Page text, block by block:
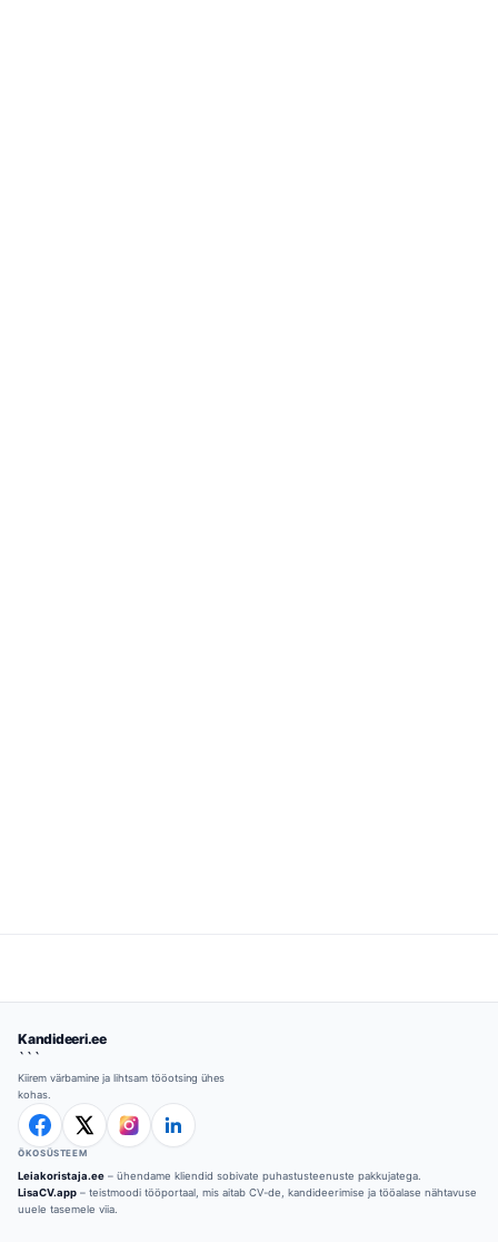
Kandideeri.ee
```
Kiirem värbamine ja lihtsam tööotsing ühes
kohas.
ÖKOSÜSTEEM
Leiakoristaja.ee – ühendame kliendid sobivate puhastusteenuste pakkujatega.
LisaCV.app – teistmoodi tööportaal, mis aitab CV-de, kandideerimise ja tööalase nähtavuse
uuele tasemele viia.